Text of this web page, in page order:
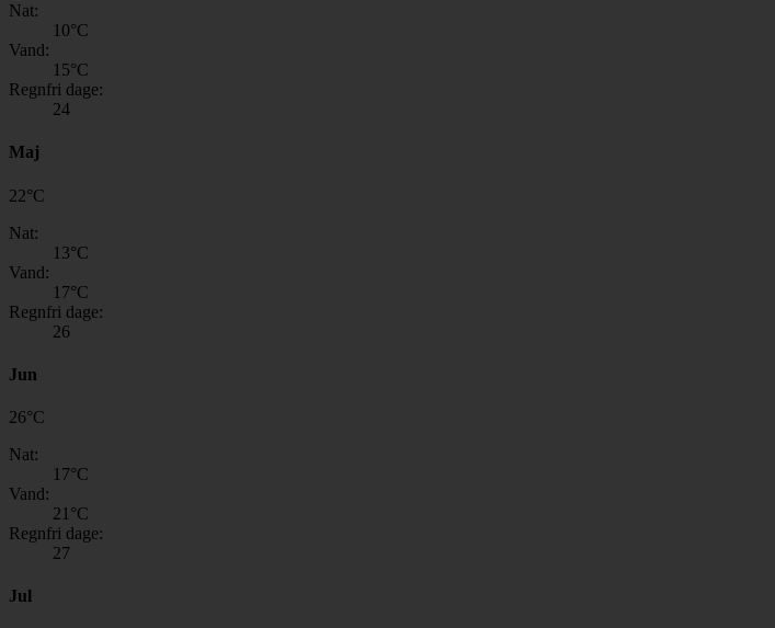
Nat:
10°C
Vand:
15°C
Regnfri dage:
24
Maj
22°C
Nat:
13°C
Vand:
17°C
Regnfri dage:
26
Jun
26°C
Nat:
17°C
Vand:
21 °C
Regnfri dage:
27
Jul